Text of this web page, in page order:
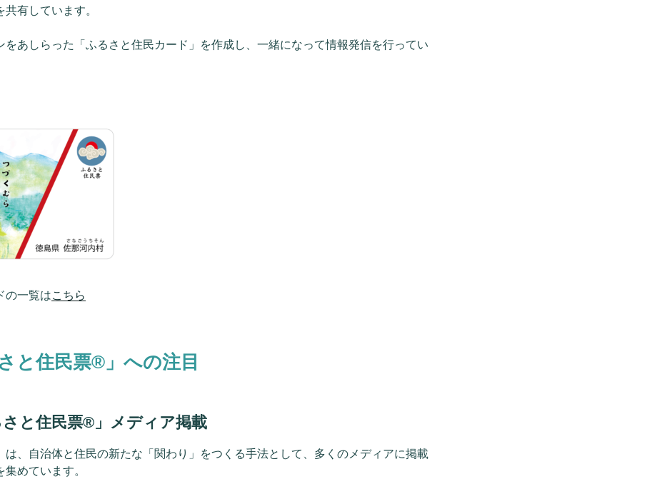
有しています。
をあしらった「ふるさと住民カード」を作成し、一緒になって情報発信を行ってい
の一覧はこちら
と住民票®」への注目
さと住民票®」メディア掲載
は、自治体と住民の新たな「関わり」をつくる手法として、多くのメディアに掲載
めています。